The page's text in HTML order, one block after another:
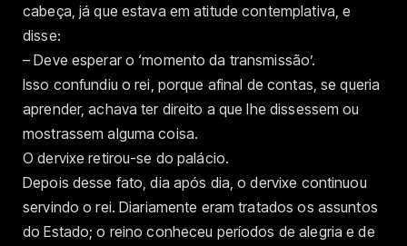
cabeça, já que estava em atitude contemplativa, e
disse:
– Deve esperar o ‘momento da transmissão’.
Isso confundiu o rei, porque afinal de contas, se queria
aprender, achava ter direito a que lhe dissessem ou
mostrassem alguma coisa.
O dervixe retirou-se do palácio.
Depois desse fato, dia após dia, o dervixe continuou
servindo o rei. Diariamente eram tratados os assuntos
do Estado; o reino conheceu períodos de alegria e de